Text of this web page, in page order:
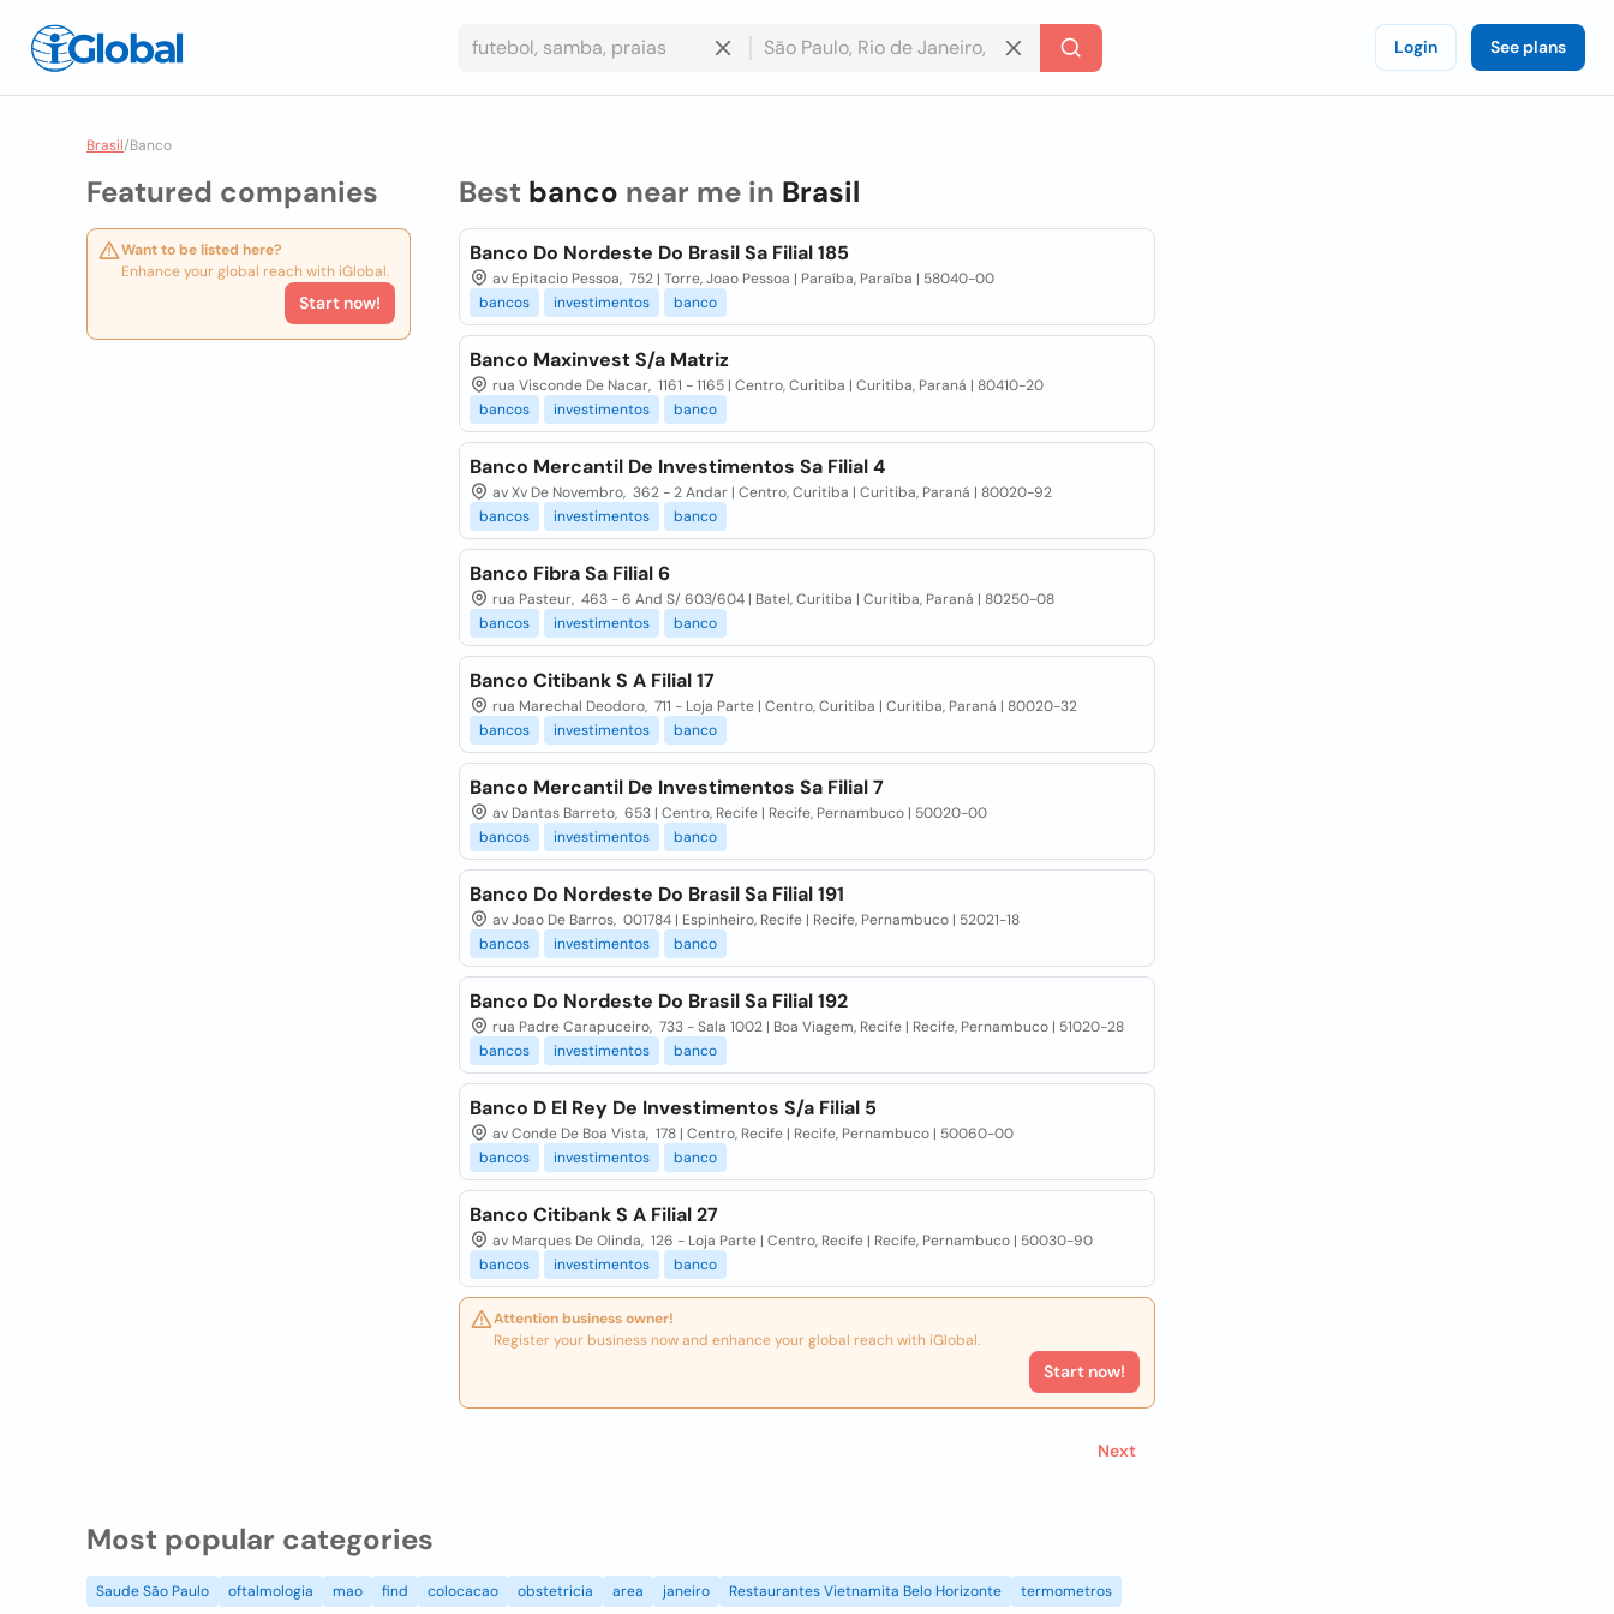
Login See plans
Brasil/Banco
Featured companies
Want to be listed here?
Enhance your global reach with iGlobal.
Start now!
Best banco near me in Brasil
Banco Do Nordeste Do Brasil Sa Filial 185
av Epitacio Pessoa, 752 | Torre, Joao Pessoa | Paraíba, Paraíba | 58040-00
bancos
investimentos banco
Banco Maxinvest S/a Matriz
rua Visconde De Nacar, 1161 - 1165 | Centro, Curitiba | Curitiba, Paraná | 80410-20
bancos
investimentos banco
Banco Mercantil De Investimentos Sa Filial 4
av Xv De Novembro, 362 - 2 Andar | Centro, Curitiba | Curitiba, Paraná | 80020-92
bancos
investimentos banco
Banco Fibra Sa Filial 6
rua Pasteur, 463 - 6 And S/ 603/604 | Batel, Curitiba | Curitiba, Paraná | 80250-08
bancos
investimentos banco
Banco Citibank S A Filial 17
rua Marechal Deodoro, 711 - Loja Parte | Centro, Curitiba | Curitiba, Paraná | 80020-32
bancos
investimentos banco
Banco Mercantil De Investimentos Sa Filial 7
av Dantas Barreto, 653 | Centro, Recife | Recife, Pernambuco | 50020-00
bancos
investimentos banco
Banco Do Nordeste Do Brasil Sa Filial 191
av Joao De Barros, 001784 | Espinheiro, Recife | Recife, Pernambuco | 52021-18
bancos
investimentos banco
Banco Do Nordeste Do Brasil Sa Filial 192
rua Padre Carapuceiro, 733 - Sala 1002 | Boa Viagem, Recife | Recife, Pernambuco | 51020-28
bancos
investimentos banco
Banco D El Rey De Investimentos S/a Filial 5
av Conde De Boa Vista, 178 | Centro, Recife | Recife, Pernambuco | 50060-00
bancos
investimentos banco
Banco Citibank S A Filial 27
av Marques De Olinda, 126 - Loja Parte | Centro, Recife | Recife, Pernambuco | 50030-90
bancos
investimentos banco
Attention business owner!
Register your business now and enhance your global reach with iGlobal.
Start now!
Next
Most popular categories
Saude São Paulo oftalmologia mao find colocacao obstetricia area janeiro Restaurantes Vietnamita Belo Horizonte termometros